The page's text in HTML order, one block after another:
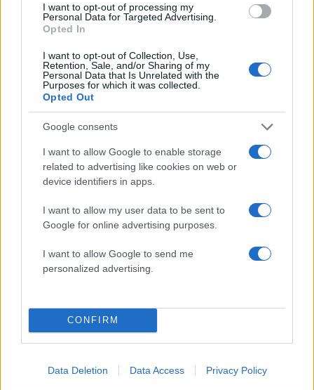
I want to opt-out of processing my
Personal Data for Targeted Advertising.
Opted In
I want to opt-out of Collection, Use,
Retention, Sale, and/or Sharing of my
Personal Data that Is Unrelated with the
Purposes for which it was collected.
Opted Out
Google consents
I want to allow Google to enable storage
related to advertising like cookies on web or
device identifiers in apps.
I want to allow my user data to be sent to
Google for online advertising purposes.
I want to allow Google to send me
personalized advertising.
CONFIRM
Data Deletion Data Access Privacy Policy
Υποβολή σχολίου
Όροι Χρήσης . Το site προστατεύεται από reCAPTCHA, ισχύουν
Πολιτική Απορρήτου
ΑΛΙ ΧΑΜΕΪΝΙ
ΙΡΑΝ
Share:
Ακολουθήστε το Νewsit.gr στο Google News
ενημερωθείτε πρώτοι για όλη την ειδησεογραφία και τα
Πιο δημοφιλή
Καρυστιανού - Η επόμενη μέρα για την
«Ελπίδα για τη Δημοκρατία»